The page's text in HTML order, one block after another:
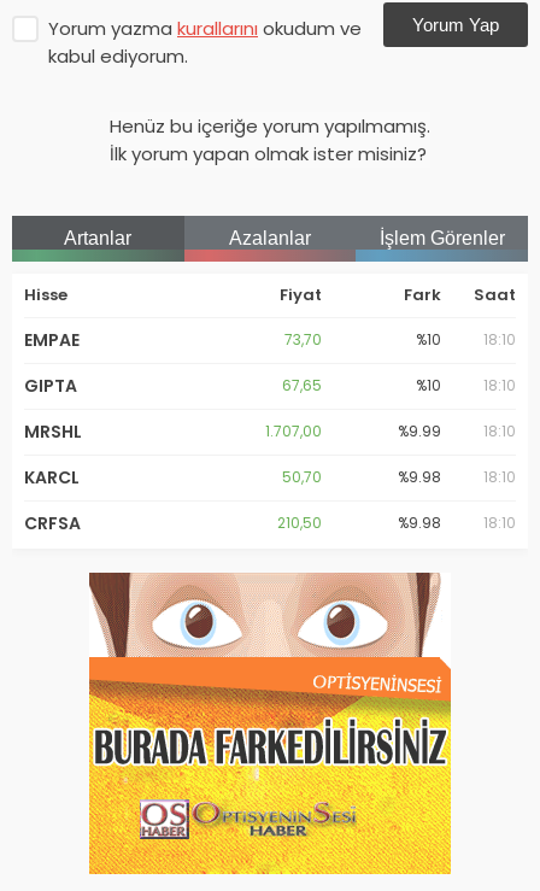
Yorum yazma kurallarını okudum ve
kabul ediyorum.
Yorum Yap
Henüz bu içeriğe yorum yapılmamış.
İlk yorum yapan olmak ister misiniz?
Artanlar Azalanlar İşlem Görenler
Hisse Fiyat Fark Saat
EMPAE 73,70 %10 18:10
GIPTA 67,65 %10 18:10
MRSHL 1.707,00 %9.99 18:10
KARCL 50,70 %9.98 18:10
CRFSA 210,50 %9.98 18:10